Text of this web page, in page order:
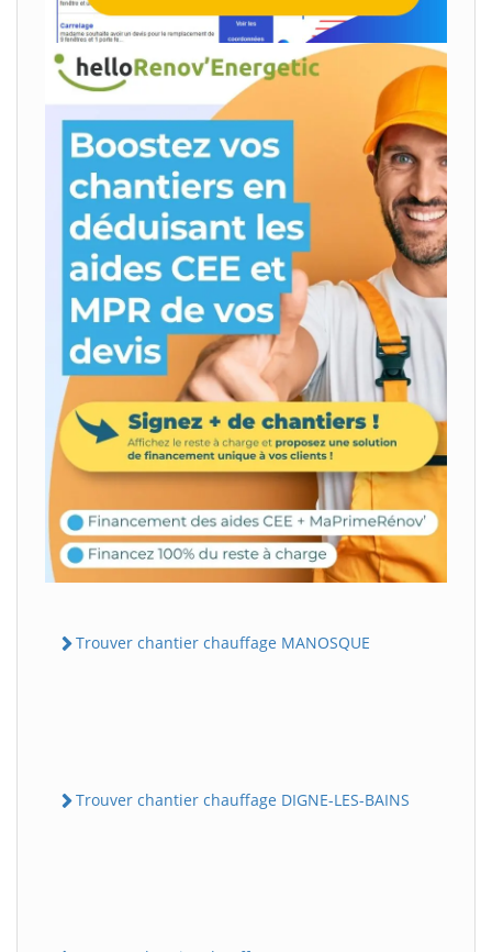
Trouver chantier chauffage MANOSQUE
Trouver chantier chauffage DIGNE-LES-BAINS